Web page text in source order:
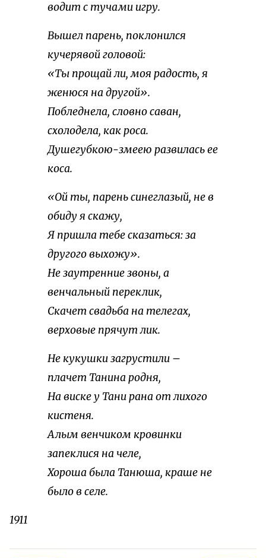
водит с тучами игру.
Вышел парень, поклонился
кучерявой головой:
«Ты прощай ли, моя радость, я
женюся на другой».
Побледнела, словно саван,
схолодела, как роса.
Душегубкою-змеею развилась ее
коса.
«Ой ты, парень синеглазый, не в
обиду я скажу,
Я пришла тебе сказаться: за
другого выхожу».
Не заутренние звоны, а
венчальный переклик,
Скачет свадьба на телегах,
верховые прячут лик.
Не кукушки загрустили –
плачет Танина родня,
На виске у Тани рана от лихого
кистеня.
Алым венчиком кровинки
запеклися на челе,
Хороша была Танюша, краше не
было в селе.
1911